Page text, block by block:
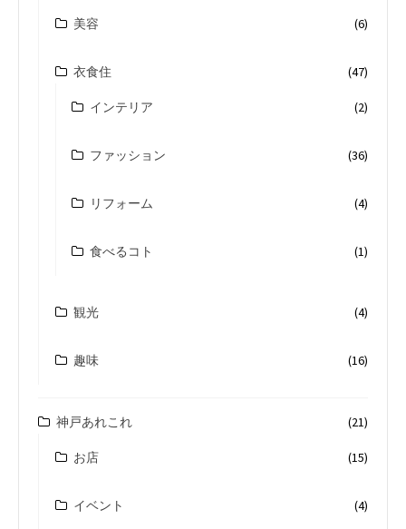
美容 (6)
衣食住 (47)
インテリア (2)
ファッション (36)
リフォーム (4)
食べるコト (1)
観光 (4)
趣味 (16)
神戸あれこれ (21)
お店 (15)
イベント (4)